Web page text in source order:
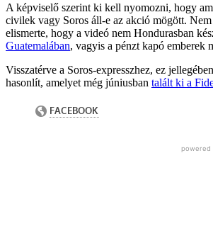
A képviselő szerint ki kell nyomozni, hogy
civilek vagy Soros áll-e az akció mögött.
elismerte, hogy a videó nem Hondurasban
Guatemalában, vagyis a pénzt kapó emberek
Visszatérve a Soros-expresszhez, ez
hasonlít, amelyet még júniusban talált ki a